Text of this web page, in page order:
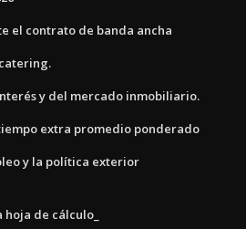
el contrato de banda ancha
y del mercado inmobiliario.
extra promedio ponderado
y la política exterior
de cálculo_